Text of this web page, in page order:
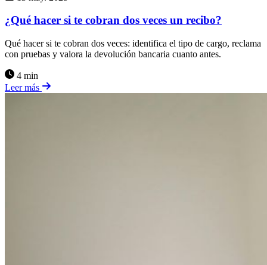
¿Qué hacer si te cobran dos veces un recibo?
Qué hacer si te cobran dos veces: identifica el tipo de cargo, reclama
con pruebas y valora la devolución bancaria cuanto antes.
4 min
Leer más